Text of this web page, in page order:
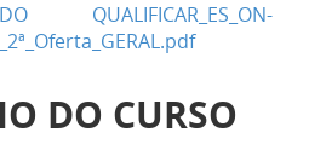
QUALIFICAR_ES_ON-
DO CURSO